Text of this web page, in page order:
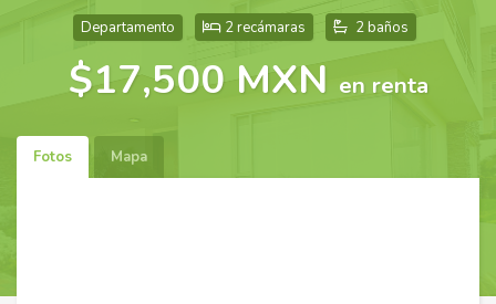
Departamento 2 recámaras 2 baños
$17,500 MXN en renta
Fotos Mapa